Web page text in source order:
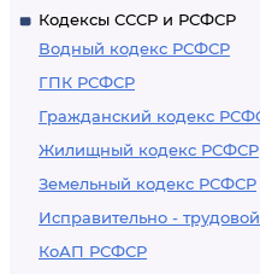
Кодексы СССР и РСФСР
Водный кодекс РСФСР
ГПК РСФСР
Гражданский кодекс
Жилищный кодекс РСФСР
Земельный кодекс РСФСР
Исправительно -
КоАП РСФСР